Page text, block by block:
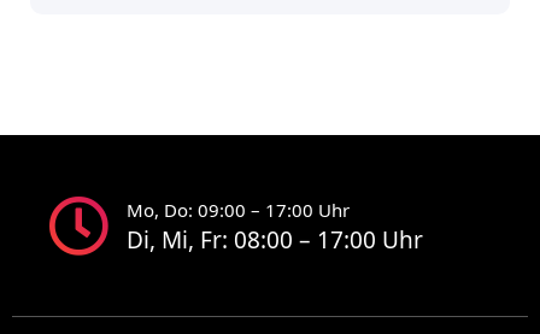
Mo, Do: 09:00 – 17:00 Uhr
Di, Mi, Fr: 08:00 – 17:00 Uhr